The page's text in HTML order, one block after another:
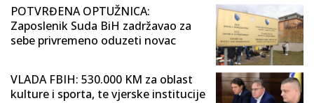
POTVRĐENA OPTUŽNICA:
Zaposlenik Suda BiH zadržavao za
sebe privremeno oduzeti novac
VLADA FBIH: 530.000 KM za oblast
kulture i sporta, te vjerske institucije